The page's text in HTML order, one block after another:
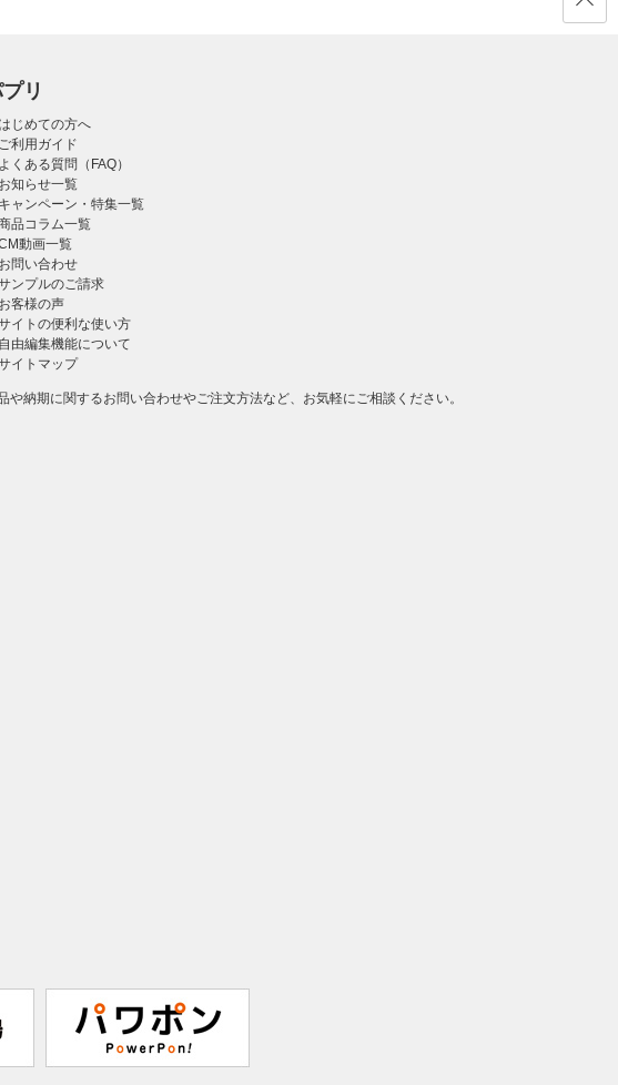
リ
じめての方へ
ご利用ガイド
よくある質問（FAQ）
お知らせ一覧
キャンペーン・特集一覧
品コラム一覧
動画一覧
お問い合わせ
ンプルのご請求
お客様の声
イトの便利な使い方
自由編集機能について
イトマップ
や納期に関するお問い合わせやご注文方法など、お気軽にご相談ください。